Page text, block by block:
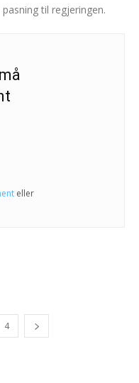
til regjeringen.
eller
4